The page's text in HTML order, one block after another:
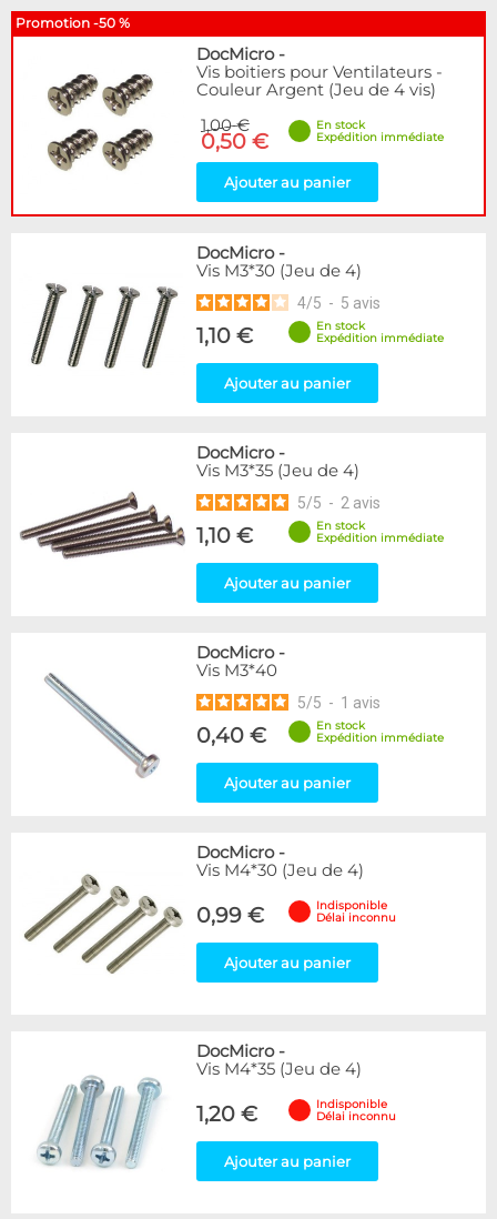
Promotion -50 %
DocMicro-
Vis boitiers pour Ventilateurs -
Couleur Argent (Jeu de 4 vis)
1,00 €
0,50 €
En stock
Expédition immédiate
Ajouter au panier
DocMicro-
Vis M3*30 (Jeu de 4)
4/5 - 5 avis
1,10 €
En stock
Expédition immédiate
Ajouter au panier
DocMicro-
Vis M3*35 (Jeu de 4)
5/5 - 2 avis
1,10 €
En stock
Expédition immédiate
Ajouter au panier
DocMicro-
Vis M3*40
5/5 - 1 avis
0,40 €
En stock
Expédition immédiate
Ajouter au panier
DocMicro-
Vis M4*30 (Jeu de 4)
0,99 €
Indisponible
Délai inconnu
Ajouter au panier
DocMicro-
Vis M4*35 (Jeu de 4)
1,20 €
Indisponible
Délai inconnu
Ajouter au panier